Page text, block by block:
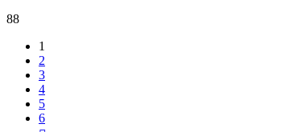
88
1
2
3
4
5
6